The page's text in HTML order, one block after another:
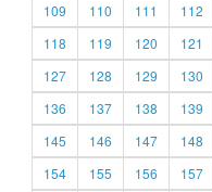
109
110 111 112
118
119 120 121
127
128 129 130
136
137 138 139
145
146 147 148
154
155 156 157